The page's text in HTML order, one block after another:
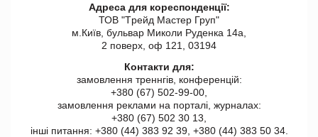
Адреса для кореспонденції:
ТОВ "Tрейд Мастер Груп"
м.Київ, бульвар Миколи Руденка 14а,
2 поверх, оф 121, 03194
Контакти для:
замовлення треннгів, конференцій:
+380 (67) 502-99-00,
замовлення реклами на порталі, журналах:
+380 (67) 502 30 13,
інші питання: +380 (44) 383 92 39, +380 (44) 383 50 34.